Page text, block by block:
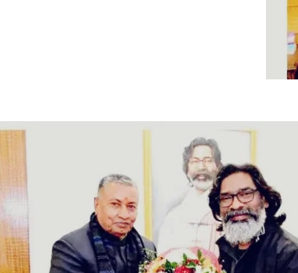
community of
and be part
enter your email address on our website or click